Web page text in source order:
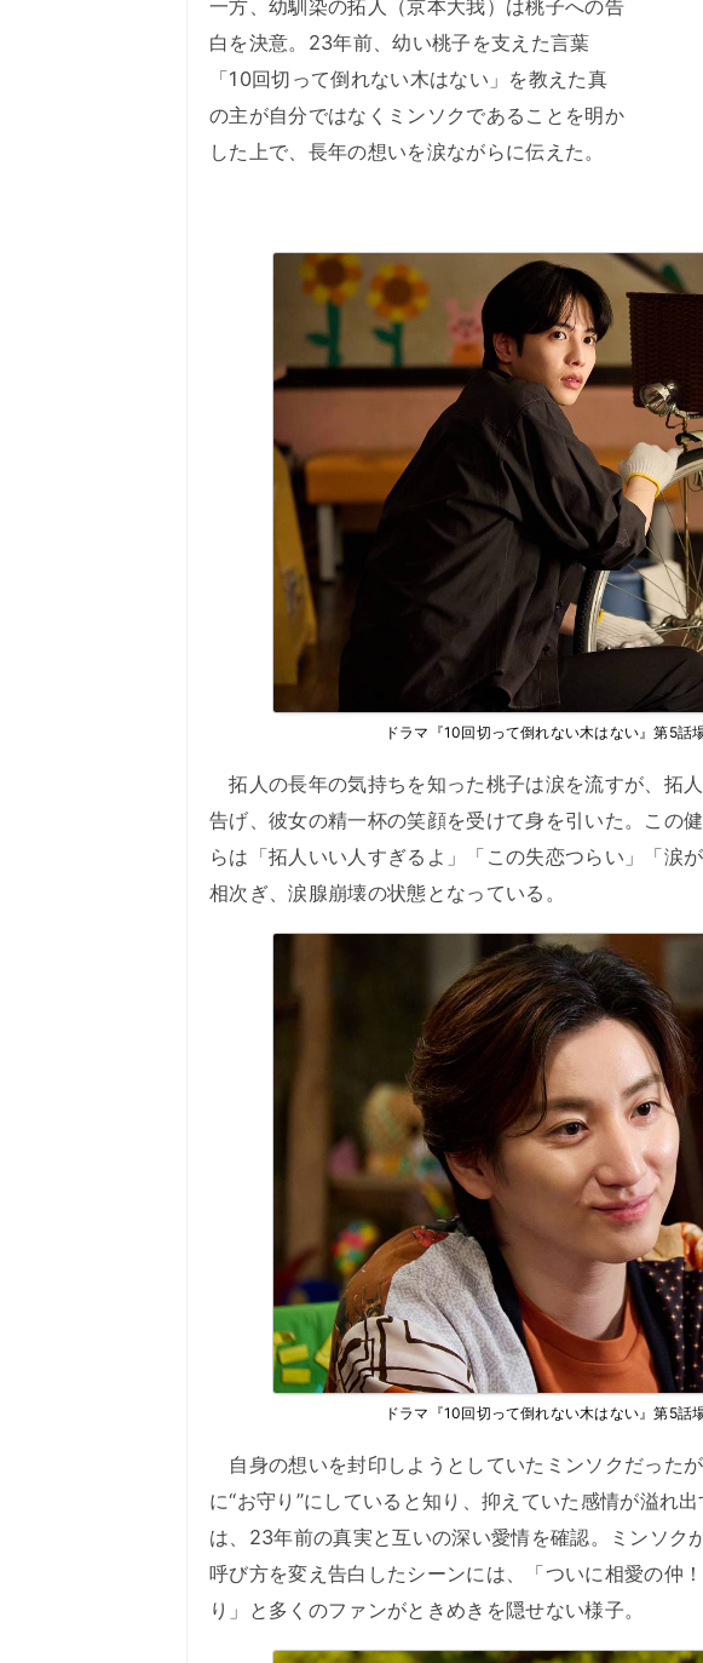
一方、幼馴染の拓人（京本大我）は桃子への告
白を決意。23年前、幼い桃子を支えた言葉
「10回切って倒れない木はない」を教えた真
の主が自分ではなくミンソクであることを明か
した上で、長年の想いを涙ながらに伝えた。
ドラマ『10回切って倒れない木はない』第5
拓人の長年の気持ちを知った桃子は涙を流すが、拓
告げ、彼女の精一杯の笑顔を受けて身を引いた。この
らは「拓人いい人すぎるよ」「この失恋つらい」「涙
相次ぎ、涙腺崩壊の状態となっている。
ドラマ『10回切って倒れない木はない』第5
自身の想いを封印しようとしていたミンソクだった
に“お守り”にしていると知り、抑えていた感情が溢れ
は、23年前の真実と互いの深い愛情を確認。ミンソク
呼び方を変え告白したシーンには、「ついに相愛の仲
り」と多くのファンがときめきを隠せない様子。